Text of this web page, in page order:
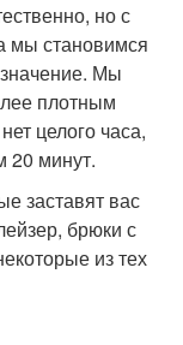
но с
мы становимся
Мы
плотным
целого часа,
20 минут.
заставят вас
брюки с
из тех